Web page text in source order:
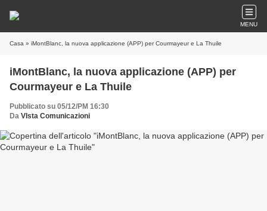
MENU
Casa » iMontBlanc, la nuova applicazione (APP) per Courmayeur e La Thuile
iMontBlanc, la nuova applicazione (APP) per
Courmayeur e La Thuile
Pubblicato su 05/12/PM 16:30
Da VIsta Comunicazioni